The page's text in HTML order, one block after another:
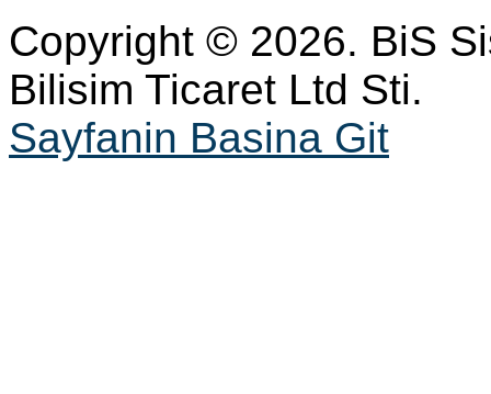
Copyright © 2026. BiS
Bilisim Ticaret Ltd Sti.
Sayfanin Basina Git